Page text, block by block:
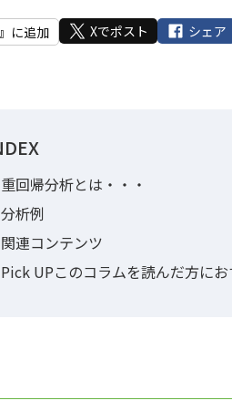
に追加 Xでポスト シェア
重回帰分析とは・・・
分析例
関連コンテンツ
Pick UPこのコラムを読んだ方に